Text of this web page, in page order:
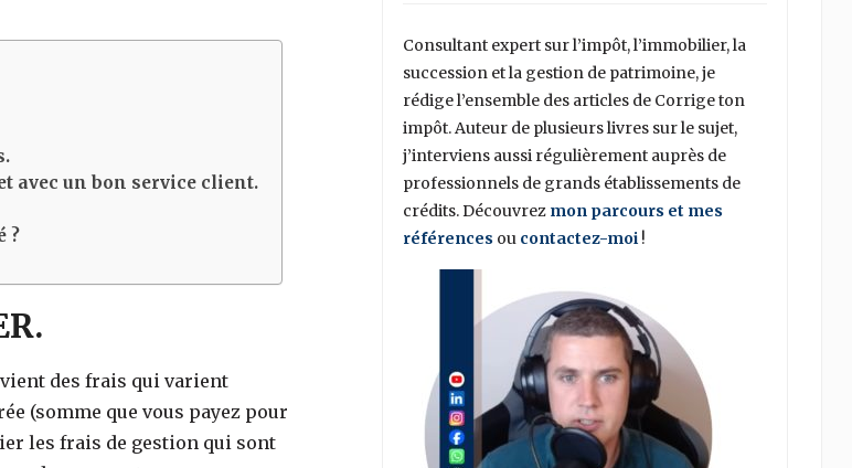
avec un bon service client.
?
des frais qui varient
(somme que vous payez pour
les frais de gestion qui sont
Consultant expert sur l’impôt, l’immobilier, la
succession et la gestion de patrimoine, je
rédige l’ensemble des articles de Corrige ton
impôt. Auteur de plusieurs livres sur le sujet,
j’interviens aussi régulièrement auprès de
professionnels de grands établissements de
crédits. Découvrez mon parcours et mes
références ou contactez-moi!